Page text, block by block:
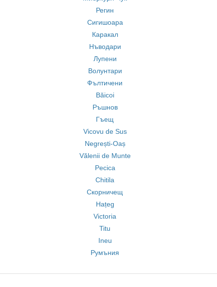
Регин
Сигишоара
Каракал
Нъводари
Лупени
Волунтари
Фълтичени
Băicoi
Ръшнов
Гъещ
Vicovu de Sus
Negrești-Oaș
Vălenii de Munte
Pecica
Chitila
Скорничещ
Hațeg
Victoria
Titu
Ineu
Румъния